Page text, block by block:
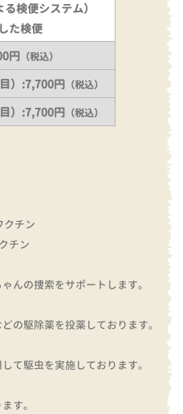
クチン
チン
んの捜索をサポートします。
の駆除薬を投薬しております。
て駆虫を実施しております。
す。
検便システム）
た検便
円 （税込）
）:7,700円 （税込）
）:7,700円 （税込）